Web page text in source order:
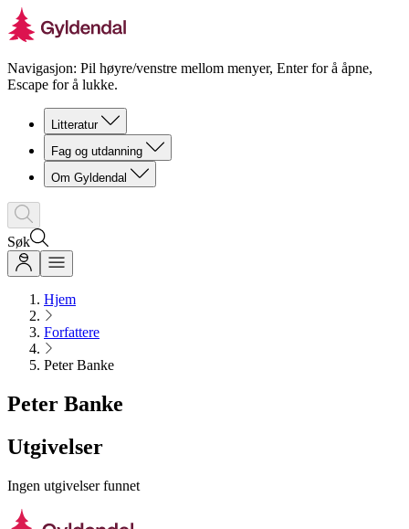
Navigasjon: Pil høyre/venstre mellom menyer, Enter for å åpne,
Escape for å lukke.
Litteratur
Fag og utdanning
Om Gyldendal
Søk
Hjem
Forfattere
Peter Banke
Peter Banke
Utgivelser
Ingen utgivelser funnet